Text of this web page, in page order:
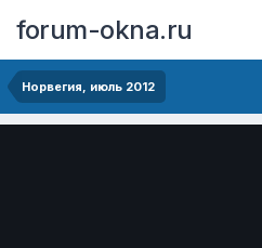
forum-okna.ru
Норвегия, июль 2012